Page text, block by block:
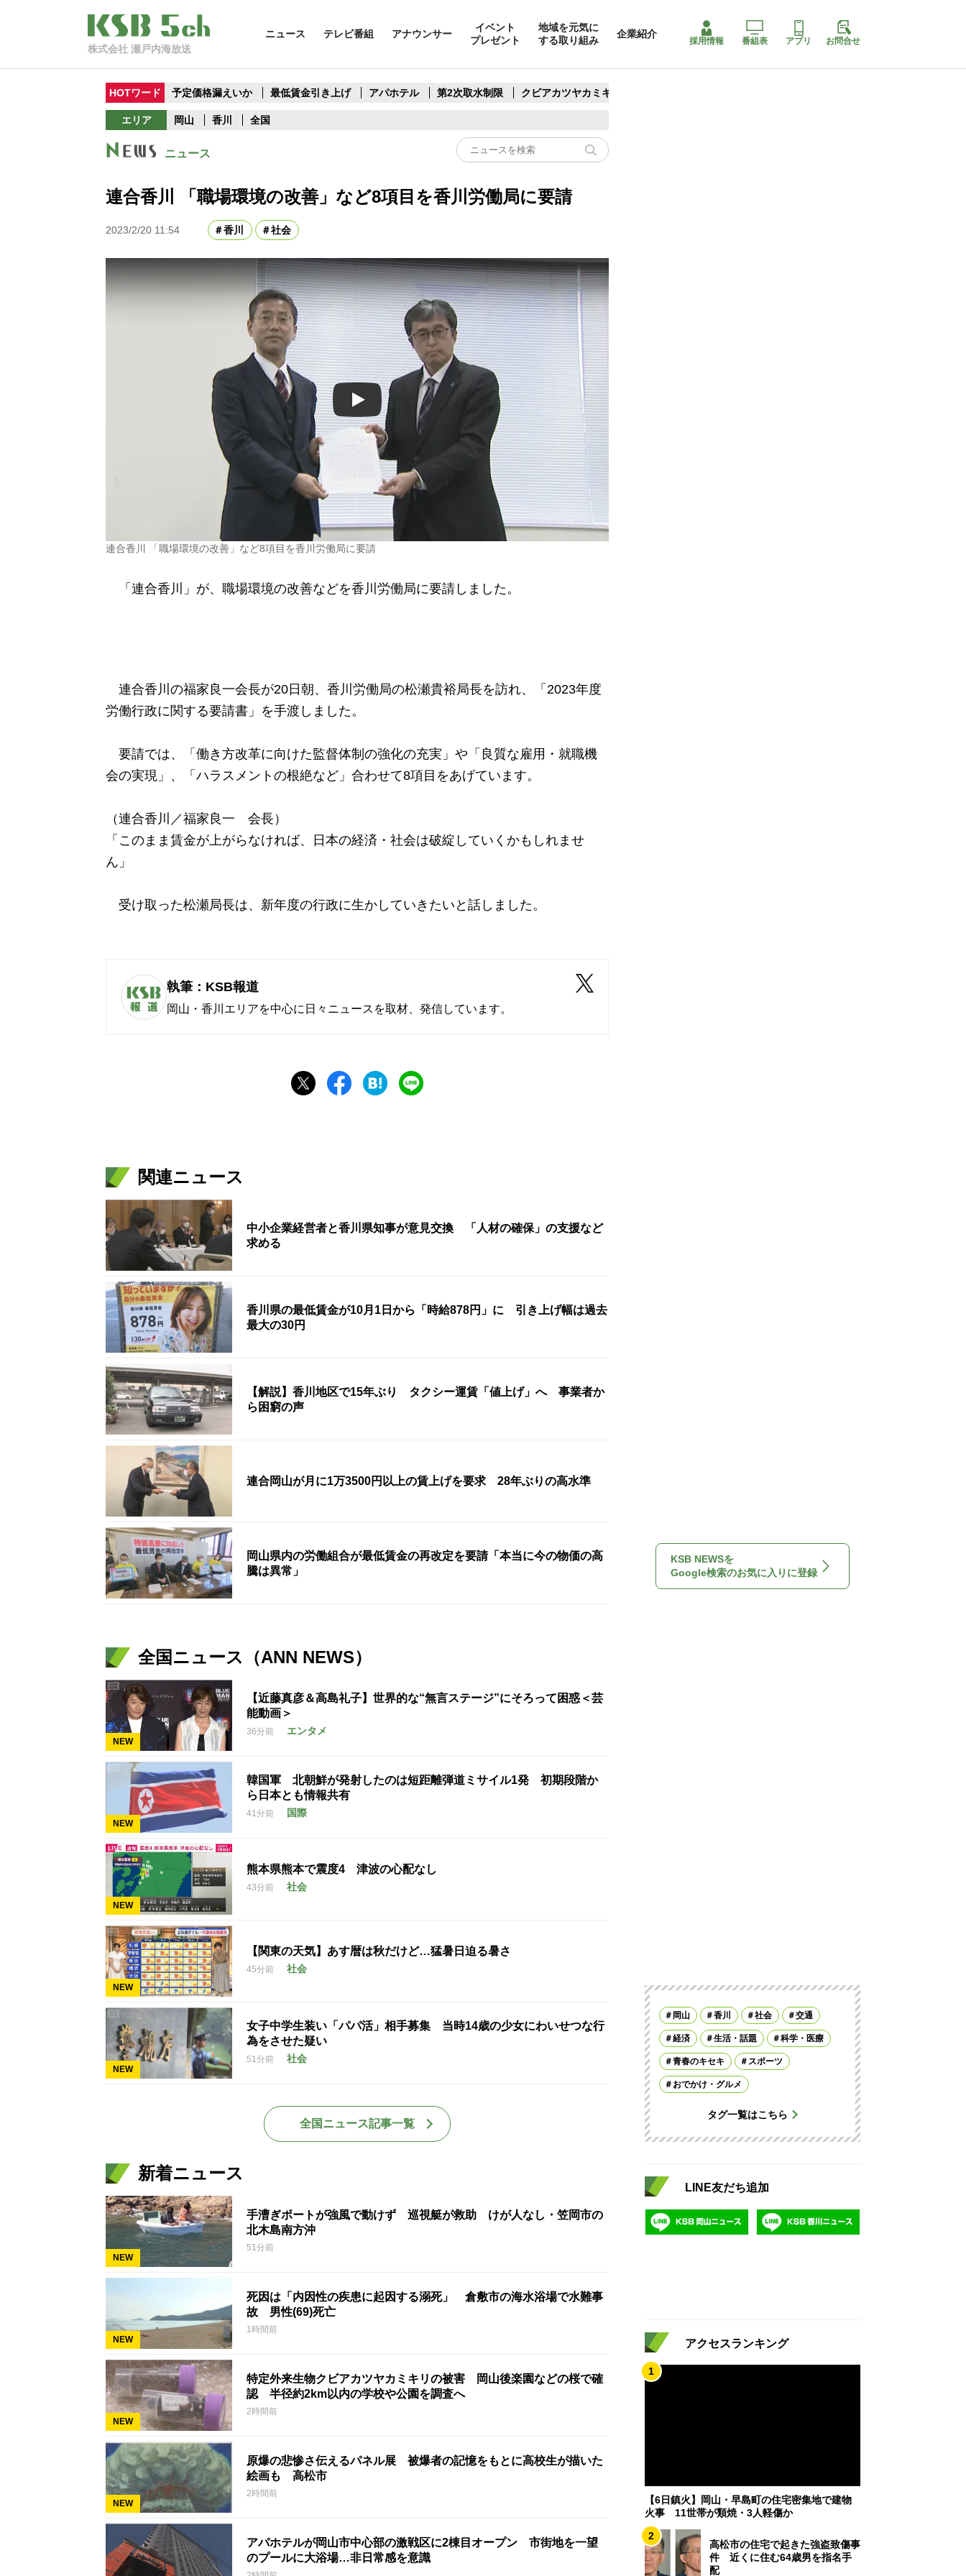
株式会社 瀬戸内海放送
ニュース テレビ番組 アナウンサー
イベント
プレゼント
地域を元気に
する取り組み
企業紹介
採用情報 番組表 アプリ お問合せ
HOTワード 予定価格漏えいか 最低賃金引き上げ アパホテル 第2次取水制限 クビアカツヤカミキリ
エリア 岡山 香川 全国
ニュース
連合香川 「職場環境の改善」など8項目を香川労働局に要請
2023/2/20 11:54 香川 社会
Play
連合香川 「職場環境の改善」など8項目を香川労働局に要請
「連合香川」が、職場環境の改善などを香川労働局に要請しました。
連合香川の福家良一会長が20日朝、香川労働局の松瀬貴裕局長を訪れ、「2023年度
労働行政に関する要請書」を手渡しました。
要請では、「働き方改革に向けた監督体制の強化の充実」や「良質な雇用・就職機
会の実現」、「ハラスメントの根絶など」合わせて8項目をあげています。
（連合香川／福家良一 会長）
「このまま賃金が上がらなければ、日本の経済・社会は破綻していくかもしれませ
ん」
受け取った松瀬局長は、新年度の行政に生かしていきたいと話しました。
執筆：KSB報道
岡山・香川エリアを中心に日々ニュースを取材、発信しています。
関連ニュース
中小企業経営者と香川県知事が意見交換 「人材の確保」の支援など
求める
香川県の最低賃金が10月1日から「時給878円」に 引き上げ幅は過去
最大の30円
【解説】香川地区で15年ぶり タクシー運賃「値上げ」へ 事業者か
ら困窮の声
連合岡山が月に1万3500円以上の賃上げを要求 28年ぶりの高水準
岡山県内の労働組合が最低賃金の再改定を要請「本当に今の物価の高
騰は異常」
全国ニュース（ANN NEWS）
NEW
【近藤真彦＆高島礼子】世界的な“無言ステージ”にそろって困惑＜芸
能動画＞
36分前 エンタメ
NEW
韓国軍 北朝鮮が発射したのは短距離弾道ミサイル1発 初期段階か
ら日本とも情報共有
41分前 国際
NEW
熊本県熊本で震度4 津波の心配なし
43分前 社会
NEW
【関東の天気】あす暦は秋だけど…猛暑日迫る暑さ
45分前 社会
NEW
女子中学生装い「パパ活」相手募集 当時14歳の少女にわいせつな行
為をさせた疑い
51分前 社会
全国ニュース記事一覧
新着ニュース
NEW
手漕ぎボートが強風で動けず 巡視艇が救助 けが人なし・笠岡市の
北木島南方沖
51分前
NEW
死因は「内因性の疾患に起因する溺死」 倉敷市の海水浴場で水難事
故 男性(69)死亡
1時間前
NEW
特定外来生物クビアカツヤカミキリの被害 岡山後楽園などの桜で確
認 半径約2km以内の学校や公園を調査へ
2時間前
NEW
原爆の悲惨さ伝えるパネル展 被爆者の記憶をもとに高校生が描いた
絵画も 高松市
2時間前
アパホテルが岡山市中心部の激戦区に2棟目オープン 市街地を一望
のプールに大浴場…非日常感を意識
KSB NEWSを
Google検索のお気に入りに登録
岡山 香川 社会 交通
経済 生活・話題 科学・医療
青春のキセキ スポーツ
おでかけ・グルメ
タグ一覧はこちら
LINE友だち追加
アクセスランキング
1
【6日鎮火】岡山・早島町の住宅密集地で建物
火事 11世帯が類焼・3人軽傷か
2
高松市の住宅で起きた強盗致傷事
件 近くに住む64歳男を指名手
配